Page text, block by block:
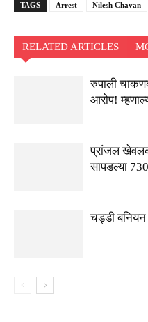
TAGS Arrest Nilesh Chavan
RELATED ARTICLES
रुपाली
आरोप!
प्रांजल
सापडल्या
चड्डी